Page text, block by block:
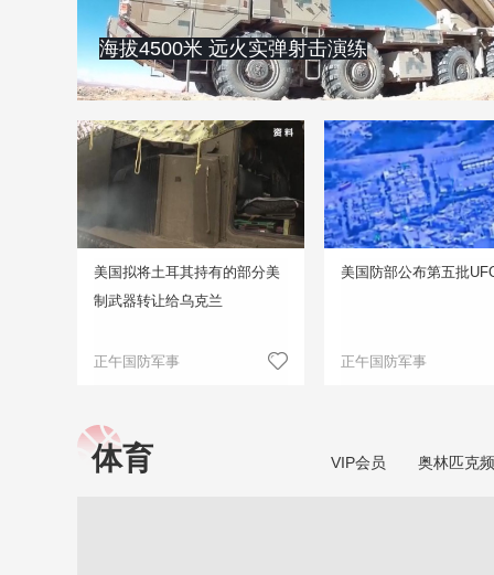
海拔4500米 远火实弹射击演练
美国拟将土耳其持有的部分美
制武器转让给乌克兰
正午国防军事
美国防部公布第五批
正午国防军事
体育 VIP会员 奥林匹克